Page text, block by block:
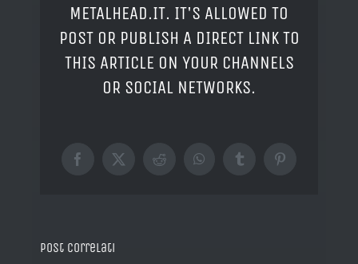
METALHEAD.IT. IT'S ALLOWED TO
POST OR PUBLISH A DIRECT LINK TO
THIS ARTICLE ON YOUR CHANNELS
OR SOCIAL NETWORKS.
Facebook
X RedditWhatsAppTumblrPinterest
Post correlati